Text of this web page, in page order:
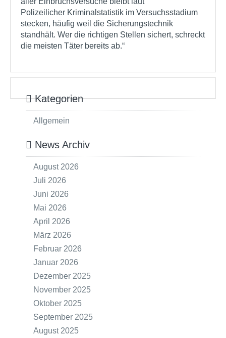
Polizeilicher Kriminalstatistik im Versuchsstadium
stecken, häufig weil die Sicherungstechnik
standhält. Wer die richtigen Stellen sichert, schreckt
die meisten Täter bereits ab.“
Kategorien
Allgemein
News Archiv
August 2026
Juli 2026
Juni 2026
Mai 2026
April 2026
März 2026
Februar 2026
Januar 2026
Dezember 2025
November 2025
Oktober 2025
September 2025
August 2025